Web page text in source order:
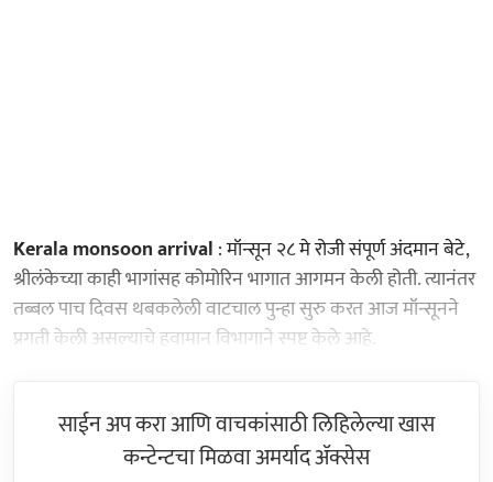
Kerala monsoon arrival : मॉन्सून २८ मे रोजी संपूर्ण अंदमान बेटे,
श्रीलंकेच्या काही भागांसह कोमोरिन भागात आगमन केली होती. त्यानंतर
तब्बल पाच दिवस थबकलेली वाटचाल पुन्हा सुरु करत आज मॉन्सूनने
प्रगती केली असल्याचे हवामान विभागाने स्पष्ट केले आहे.
साईन अप करा आणि वाचकांसाठी लिहिलेल्या खास
कन्टेन्टचा मिळवा अमर्याद ॲक्सेस